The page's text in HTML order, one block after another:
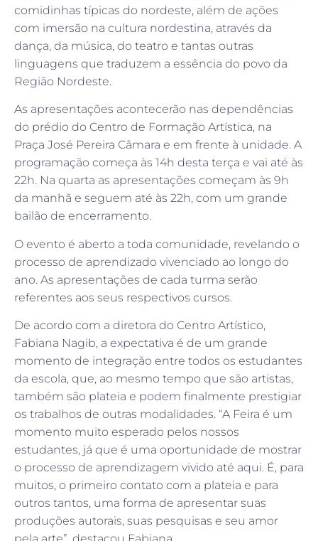
comidinhas típicas do nordeste, além de ações
com imersão na cultura nordestina, através da
dança, da música, do teatro e tantas outras
linguagens que traduzem a essência do povo da
Região Nordeste.
As apresentações acontecerão nas dependências
do prédio do Centro de Formação Artística, na
Praça José Pereira Câmara e em frente à unidade. A
programação começa às 14h desta terça e vai até às
22h. Na quarta as apresentações começam às 9h
da manhã e seguem até às 22h, com um grande
bailão de encerramento.
O evento é aberto a toda comunidade, revelando o
processo de aprendizado vivenciado ao longo do
ano. As apresentações de cada turma serão
referentes aos seus respectivos cursos.
De acordo com a diretora do Centro Artístico,
Fabiana Nagib, a expectativa é de um grande
momento de integração entre todos os estudantes
da escola, que, ao mesmo tempo que são artistas,
também são plateia e podem finalmente prestigiar
os trabalhos de outras modalidades. “A Feira é um
momento muito esperado pelos nossos
estudantes, já que é uma oportunidade de mostrar
o processo de aprendizagem vivido até aqui. É, para
muitos, o primeiro contato com a plateia e para
outros tantos, uma forma de apresentar suas
produções autorais, suas pesquisas e seu amor